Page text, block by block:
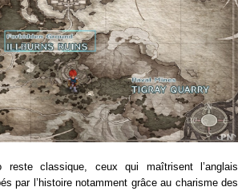
classique, ceux qui maîtrisent l’anglais
par l’histoire notamment grâce au charisme des